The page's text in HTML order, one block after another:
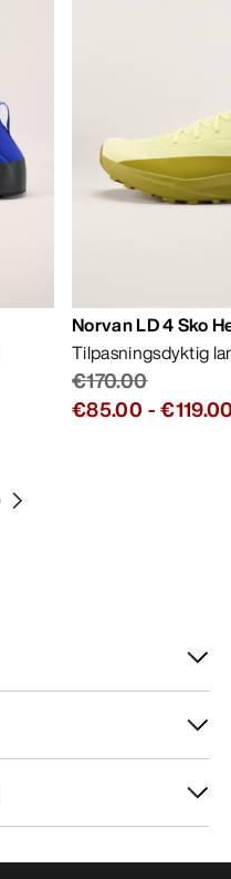
Norvan LD 4 Sko
Tilpasningsdyktig
€170.00
€85.00 -